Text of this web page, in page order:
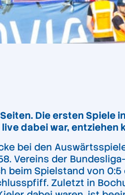
Die ersten Spiele
dabei war, entziehen
bei den
Vereins der
beim Spielstand von 0:5
Zuletzt in